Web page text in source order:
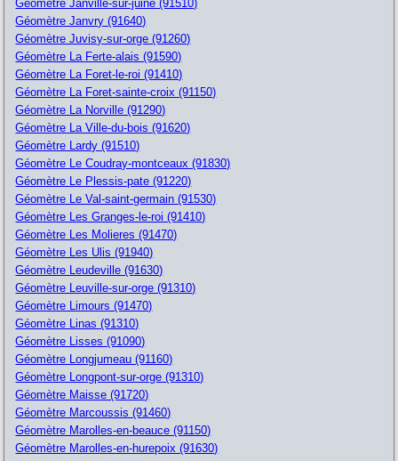
Géomètre Janville-sur-juine (91510)
Géomètre Janvry (91640)
Géomètre Juvisy-sur-orge (91260)
Géomètre La Ferte-alais (91590)
Géomètre La Foret-le-roi (91410)
Géomètre La Foret-sainte-croix (91150)
Géomètre La Norville (91290)
Géomètre La Ville-du-bois (91620)
Géomètre Lardy (91510)
Géomètre Le Coudray-montceaux (91830)
Géomètre Le Plessis-pate (91220)
Géomètre Le Val-saint-germain (91530)
Géomètre Les Granges-le-roi (91410)
Géomètre Les Molieres (91470)
Géomètre Les Ulis (91940)
Géomètre Leudeville (91630)
Géomètre Leuville-sur-orge (91310)
Géomètre Limours (91470)
Géomètre Linas (91310)
Géomètre Lisses (91090)
Géomètre Longjumeau (91160)
Géomètre Longpont-sur-orge (91310)
Géomètre Maisse (91720)
Géomètre Marcoussis (91460)
Géomètre Marolles-en-beauce (91150)
Géomètre Marolles-en-hurepoix (91630)